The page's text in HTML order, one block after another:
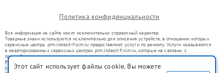
Политика конфиденциальности
Вся информация на сайте носит исключительно справочный характер.
Товарные знаки используются исключительно для описания устройств, в отношении которых
сервисные центры prm.indesit-fixim.ru предоставляют услуги по ремонту. Услуги оказываются
в неавторизованных сервисных центрах prm.indesit-fixim.ru, которые не связаны с
правообладателями товарных знаков или их официальными представителями.
Ремонт осуществляется для устройств, уже введенных в гражданский оборот в соответствии
со статьей 1487 ГК РФ.
Этот сайт использует файлы cookie. Вы можете